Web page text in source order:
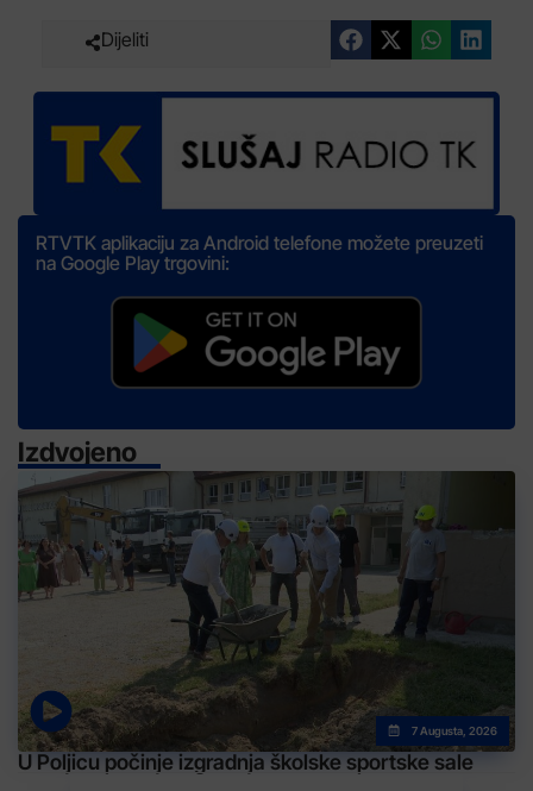
Dijeliti
RTVTK aplikaciju za Android telefone možete preuzeti
na Google Play trgovini:
Izdvojeno
7 Augusta, 2026
U Poljicu počinje izgradnja školske sportske sale